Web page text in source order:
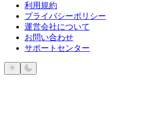
利用規約
プライバシーポリシー
運営会社について
お問い合わせ
サポートセンター